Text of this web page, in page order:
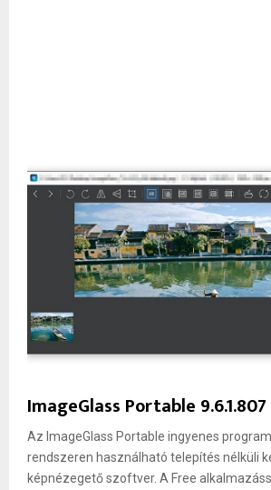
ImageGlass Portable 9.6.1.807
Az ImageGlass Portable ingyenes
rendszeren használható telepítés nélküli
képnézegető szoftver. A Free